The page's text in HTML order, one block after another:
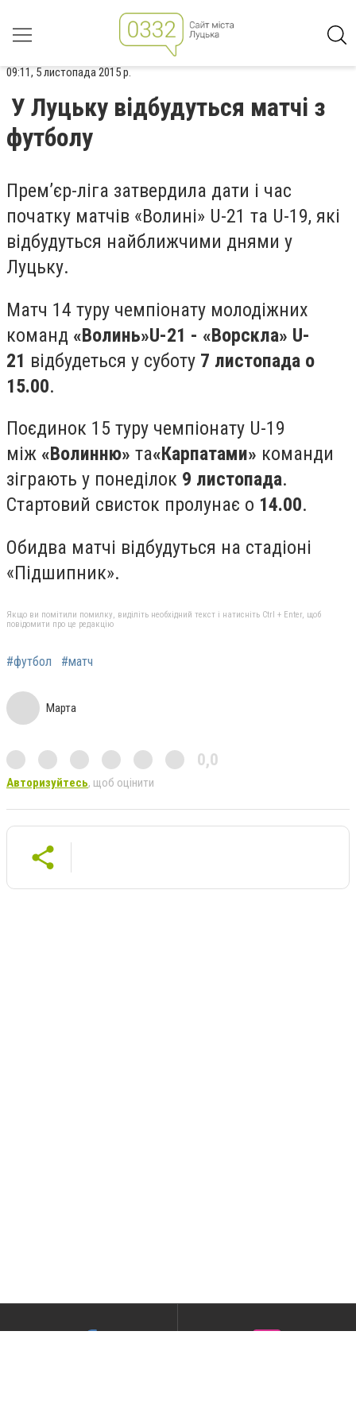
09:11, 5 листопада 2015 р.
У Луцьку відбудуться матчі з
футболу
Прем’єр-ліга затвердила дати і час
початку матчів «Волині» U-21 та U-19, які
відбудуться найближчими днями у
Луцьку.
Матч 14 туру чемпіонату молодіжних
команд «Волинь»U-21 - «Ворскла» U-
21 відбудеться у суботу 7 листопада о
15.00.
Поєдинок 15 туру чемпіонату U-19
між «Волинню» та«Карпатами» команди
зіграють у понеділок 9 листопада.
Стартовий свисток пролунає о 14.00.
Обидва матчі відбудуться на стадіоні
«Підшипник».
Якщо ви помітили помилку, виділіть необхідний текст і натисніть Ctrl + Enter, щоб
повідомити про це редакцію
#футбол #матч
Марта
0,0
Авторизуйтесь, щоб оцінити